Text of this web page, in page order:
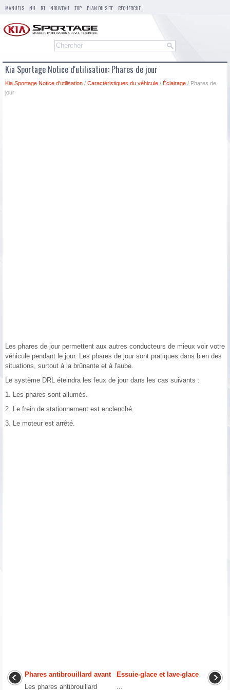
MANUELS NU RT NOUVEAU TOP PLAN DU SITE RECHERCHE
Kia Sportage Notice d'utilisation: Phares de jour
Kia Sportage Notice d'utilisation / Caractéristiques du véhicule / Éclairage / Phares de
jour
Les phares de jour permettent aux autres conducteurs de mieux voir votre
véhicule pendant le jour. Les phares de jour sont pratiques dans bien des
situations, surtout à la brûnante et à l'aube.
Le système DRL éteindra les feux de jour dans les cas suivants :
1. Les phares sont allumés.
2. Le frein de stationnement est enclenché.
3. Le moteur est arrêté.
Phares antibrouillard avant
Les phares antibrouillard
Essuie-glace et lave-glace
...